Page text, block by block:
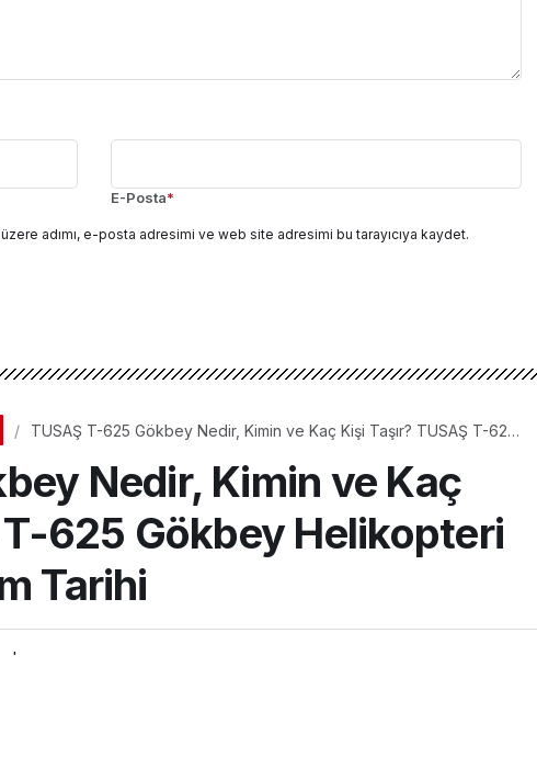
E-Posta*
adımı, e-posta adresimi ve web site adresimi bu tarayıcıya kaydet.
TUSAŞ T-625 Gökbey Nedir, Kimin ve Kaç Kişi Taşır? TUSAŞ T-625
Nedir, Kimin ve Kaç
T-625 Gökbey Helikopteri
Tarihi